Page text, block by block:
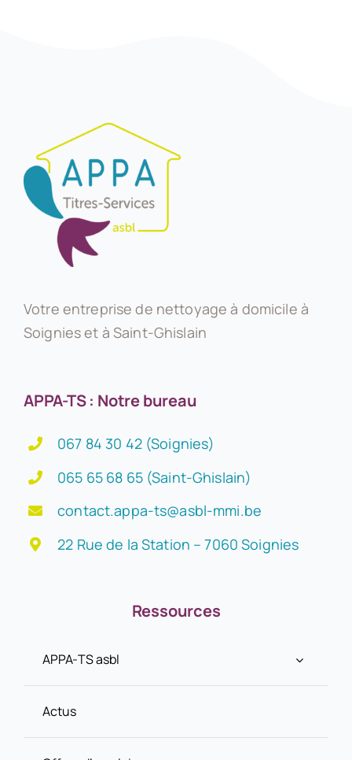
Votre entreprise de nettoyage à domicile à
Soignies et à Saint-Ghislain
APPA-TS : Notre bureau
067 84 30 42 (Soignies)
065 65 68 65 (Saint-Ghislain)
contact.appa-ts@asbl-mmi.be
22 Rue de la Station – 7060 Soignies
Ressources
APPA-TS asbl
Actus